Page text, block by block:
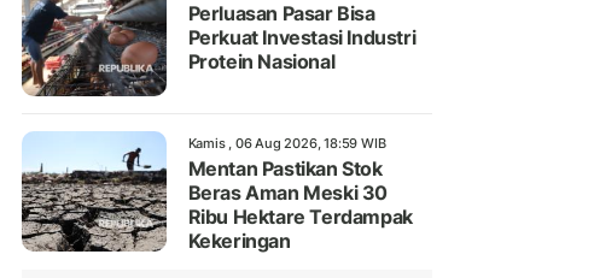
Perluasan Pasar Bisa
Perkuat Investasi Industri
Protein Nasional
Kamis , 06 Aug 2026, 18:59 WIB
Mentan Pastikan Stok
Beras Aman Meski 30
Ribu Hektare Terdampak
Kekeringan